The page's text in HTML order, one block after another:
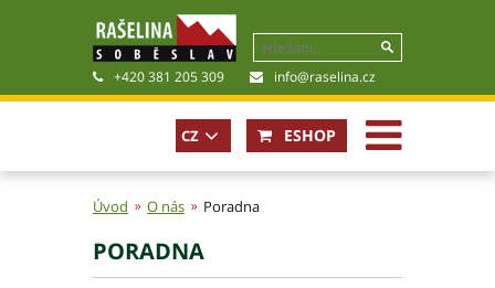
+420 381 205 309 info@raselina.cz
Historie, současnost
CZ
available
EN
ESHOP
Úvod O nás Poradna
PORADNA